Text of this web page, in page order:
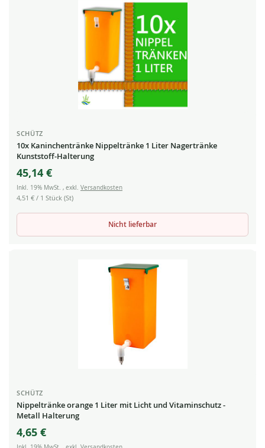
SCHÜTZ
10x Kaninchentränke Nippeltränke 1 Liter Nagertränke
Kunststoff-Halterung
45,14 €
Inkl. 19% MwSt. , exkl. Versandkosten
4,51 € / 1 Stück (St)
Nicht lieferbar
SCHÜTZ
Nippeltränke orange 1 Liter mit Licht und Vitaminschutz -
Metall Halterung
4,65 €